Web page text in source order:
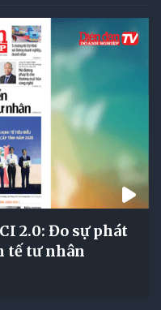
2.0: Đo sự phát
tế tư nhân